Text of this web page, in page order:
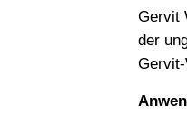
Gervit
der